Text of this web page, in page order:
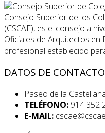
Consejo Superior de los
(CSCAE), es el consejo a
Oficiales de Arquitectos en
profesional establecido
DATOS DE CONTACTO
Paseo de la
TELÉFONO: 914 352
E-MAIL: